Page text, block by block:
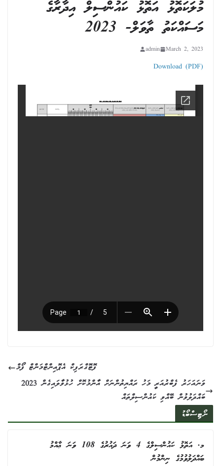
މުލަކަތޮޅު އަތޮޅު ކައުންސިލް އިދާރާގެ
މަސައްކަތު ތާވަލް- 2023
March 2, 2023
admin
Download (PDF)
ފޮޓޮގްރަފިކް އެޕޮއިންޓްމަންޓް ފޯމް
2023 ވަނައަހަރު ފެބްރުއަރީ މަހު ރައްޔިތުންނަށް އާންމުކޮށް ހުޅުވާލައިގެން
ބައްދަލުވުން ބޭއްވި ކައުންސިލްތައް
ނޯޓިސްބޯޑު
މ. އަތޮޅު ކައުންސިލްގެ 4 ވަނަ ދައުރުގެ 108 ވަނަ ޢާއްމު
ބައްދަލުވުމުގެ ނިންމުން